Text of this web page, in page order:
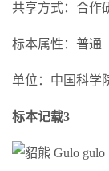
共享方式：合作
标本属性：普通
单位：中国科学
标本记载3